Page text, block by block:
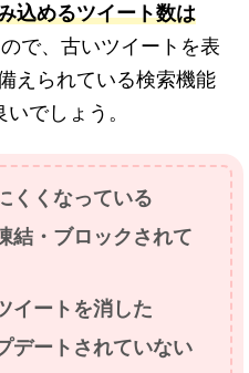
込めるツイート数は
で、古いツイートを表
えられている検索機能
でしょう。
くくなっている
結・ブロックされて
イートを消した
デートされていない